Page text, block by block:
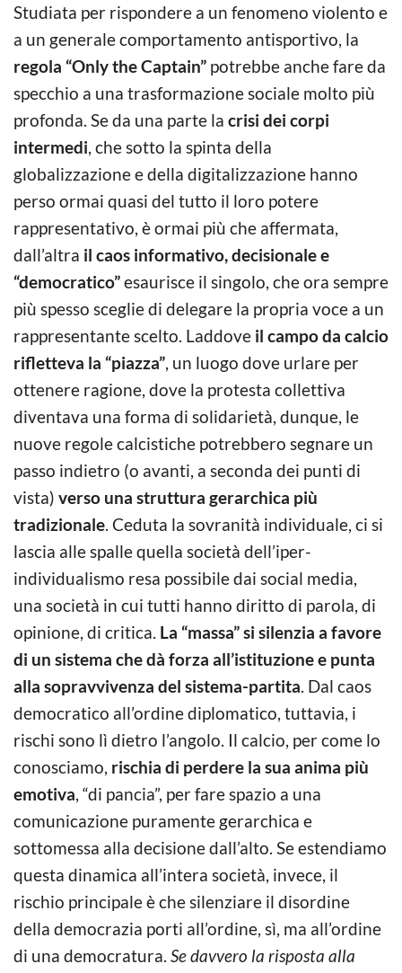
Studiata per rispondere a un fenomeno violento e
a un generale comportamento antisportivo, la
regola “Only the Captain” potrebbe anche fare da
specchio a una trasformazione sociale molto più
profonda. Se da una parte la crisi dei corpi
intermedi , che sotto la spinta della
globalizzazione e della digitalizzazione hanno
perso ormai quasi del tutto il loro potere
rappresentativo, è ormai più che affermata,
dall’altra il caos informativo, decisionale e
“democratico”esaurisce il singolo, che ora sempre
più spesso sceglie di delegare la propria voce a un
rappresentante scelto. Laddove il campo da calcio
rifletteva la “piazza” , un luogo dove urlare per
ottenere ragione, dove la protesta collettiva
diventava una forma di solidarietà, dunque, le
nuove regole calcistiche potrebbero segnare un
passo indietro (o avanti, a seconda dei punti di
vista) verso una struttura gerarchica più
tradizionale . Ceduta la sovranità individuale, ci si
lascia alle spalle quella società dell’iper-
individualismo resa possibile dai social media,
una società in cui tutti hanno diritto di parola, di
opinione, di critica. La “massa” si silenzia a favore
di un sistema che dà forza all’istituzione e punta
alla sopravvivenza del sistema-partita . Dal caos
democratico all’ordine diplomatico, tuttavia, i
rischi sono lì dietro l’angolo. Il calcio, per come lo
conosciamo, rischia di perdere la sua anima più
emotiva , “di pancia”, per fare spazio a una
comunicazione puramente gerarchica e
sottomessa alla decisione dall’alto. Se estendiamo
questa dinamica all’intera società, invece, il
rischio principale è che silenziare il disordine
della democrazia porti all’ordine, sì, ma all’ordine
di una democratura. Se davvero la risposta alla